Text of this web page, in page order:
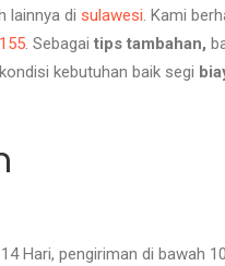
lainnya di sulawesi. Kami
. Sebagai tips tambahan,
kebutuhan baik segi
Hari, pengiriman di bawah